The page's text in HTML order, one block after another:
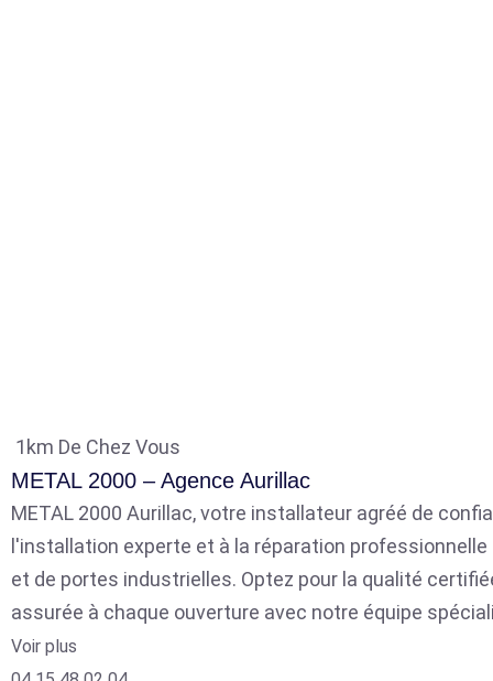
1km De Chez Vous
METAL 2000 – Agence Aurillac
METAL 2000 Aurillac, votre installateur agréé de
l'installation experte et à la réparation
et de portes industrielles. Optez pour la qualité
assurée à chaque ouverture avec notre équipe
Voir plus